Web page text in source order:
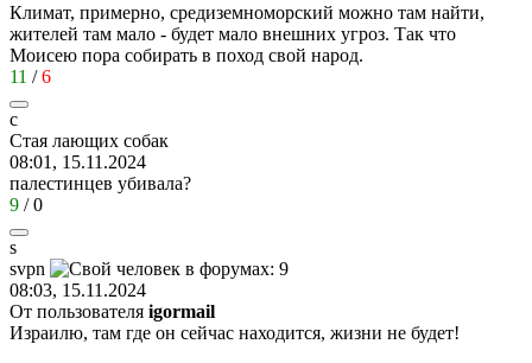
Климат, примерно, средиземноморский можно там найти,
жителей там мало - будет мало внешних угроз. Так что
Моисею пора собирать в поход свой народ.
11 /6
с
Стая лающих собак
08:01, 15.11.2024
палестинцев убивала?
9 /0
s
svpn
08:03, 15.11.2024
От пользователя igormail
Израилю, там где он сейчас находится, жизни не будет!